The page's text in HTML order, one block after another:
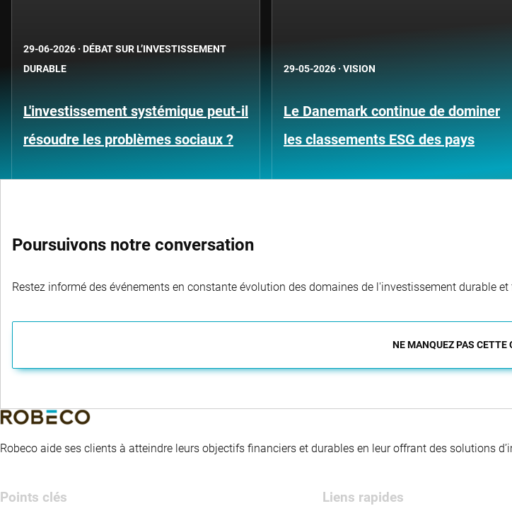
29-06-2026 · DÉBAT SUR L’INVESTISSEMENT
DURABLE
L'investissement systémique peut-il
résoudre les problèmes sociaux ?
29-05-2026 · VISION
Le Danemark continue de dominer
les classements ESG des pays
Poursuivons notre conversation
Restez informé des événements en constante évolution des domaines de l'investissement durable
NE MANQUEZ PAS CETTE
Robeco aide ses clients à atteindre leurs objectifs financiers et durables en leur offrant des solutions
Points clés Liens rapides